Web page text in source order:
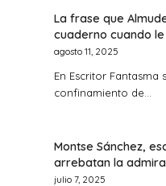
La frase que
cuaderno cuando
agosto 11, 2025
En Escritor
confinamiento de…
Montse Sánchez,
arrebatan la
julio 7, 2025